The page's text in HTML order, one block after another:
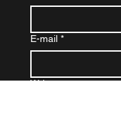
E-mail *
Write your message.